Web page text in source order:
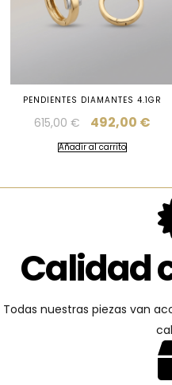
PENDIENTES DIAMANTES 4.1GR
615,00 € 492,00 €
Añadir al carrito
Calidad
Todas nuestras piezas van